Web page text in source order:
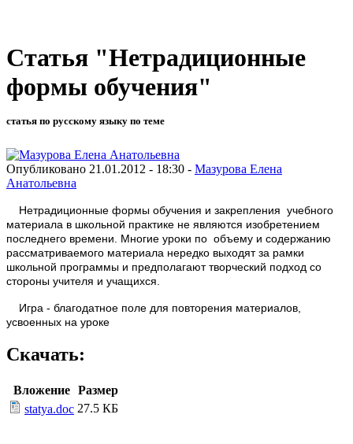
Статья "Нетрадиционные
формы обучения"
статья по русскому языку по теме
Опубликовано 21.01.2012 - 18:30 - Мазурова Елена
Анатольевна
Нетрадиционные формы обучения и закрепления учебного
материала в школьной практике не являются изобретением
последнего времени. Многие уроки по объему и содержанию
рассматриваемого материала нередко выходят за рамки
школьной программы и предполагают творческий подход со
стороны учителя и учащихся.
Игра - благодатное поле для повторения материалов,
усвоенных на уроке
Скачать:
Вложение
Размер
statya.doc 27.5 КБ